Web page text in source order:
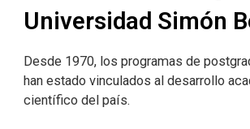
Universidad Simón
Desde 1970, los programas de
han estado vinculados al desarrollo
científico del país.